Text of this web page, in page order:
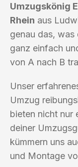
Umzugskönig
Rhein aus
genau das,
ganz einfach
von A nach B
Unser
Umzug
bieten nicht nur
deiner
kümmern uns
und Montage